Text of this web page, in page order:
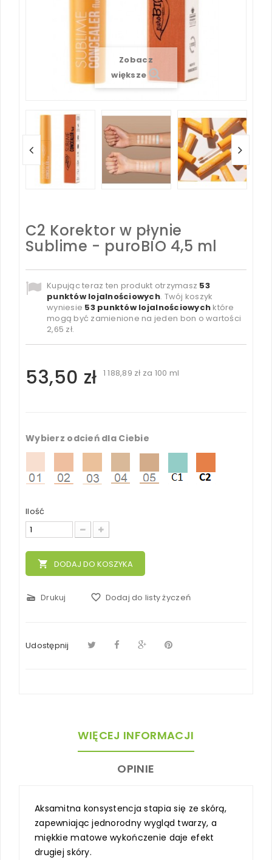
Zobacz
większe
C2 Korektor w płynie
Sublime - puroBIO 4,5 ml
Kupując teraz ten produkt otrzymasz 53
punktów lojalnościowych. Twój koszyk
wyniesie 53punktów lojalnościowych które
mogą być zamienione na jeden bon o wartości
2,65 zł.
53,50 zł 1 188,89 zł za 100 ml
Wybierz odcień dla Ciebie
Ilość
local_grocery_store DODAJ DO KOSZYKA
scanner Drukuj favorite_border Dodaj do listy życzeń
Udostępnij
WIĘCEJ INFORMACJI
OPINIE
Aksamitna konsystencja stapia się ze skórą,
zapewniając jednorodny wygląd twarzy, a
miękkie matowe wykończenie daje efekt
drugiej skóry.